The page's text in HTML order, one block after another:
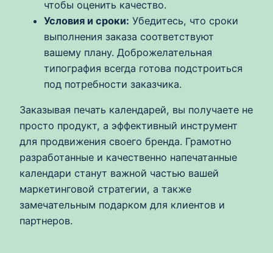
чтобы оценить качество.
Условия и сроки: Убедитесь, что сроки
выполнения заказа соответствуют
вашему плану. Доброжелательная
типография всегда готова подстроиться
под потребности заказчика.
Заказывая печать календарей, вы получаете не
просто продукт, а эффективный инструмент
для продвижения своего бренда. Грамотно
разработанные и качественно напечатанные
календари станут важной частью вашей
маркетинговой стратегии, а также
замечательным подарком для клиентов и
партнеров.